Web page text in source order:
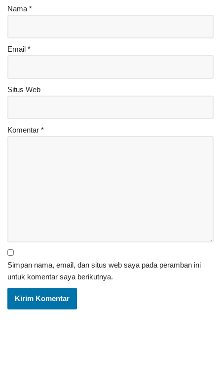
Nama *
Email *
Situs Web
Komentar *
Simpan nama, email, dan situs web saya pada peramban ini
untuk komentar saya berikutnya.